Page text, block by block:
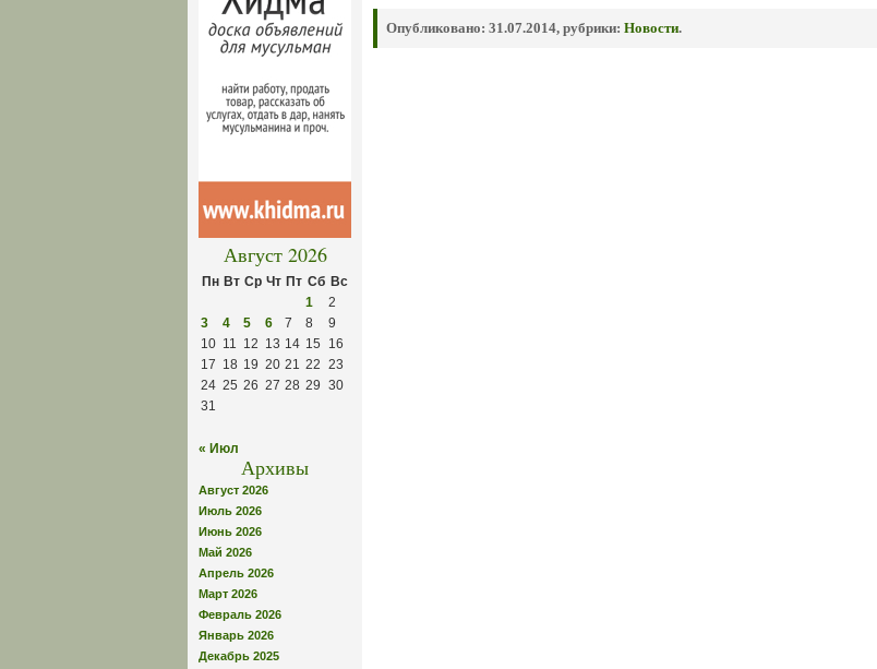
Август 2026
Пн Вт Ср Чт Пт Сб Вс
1
2
3
4 5 6 7 8
9
10 11 12 13 14 15
16
17 18 19 20 21 22 23
24 25 26 27 28 29 30
31
« Июл
Архивы
Август 2026
Июль 2026
Июнь 2026
Май 2026
Апрель 2026
Март 2026
Февраль 2026
Январь 2026
Декабрь 2025
Опубликовано: 31.07.2014, рубрики: Новости.